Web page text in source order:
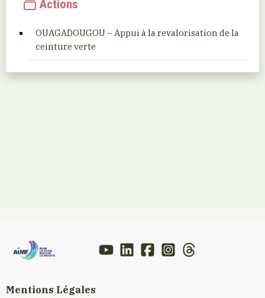
Actions
OUAGADOUGOU – Appui à la revalorisation de la
ceinture verte
Mentions Légales